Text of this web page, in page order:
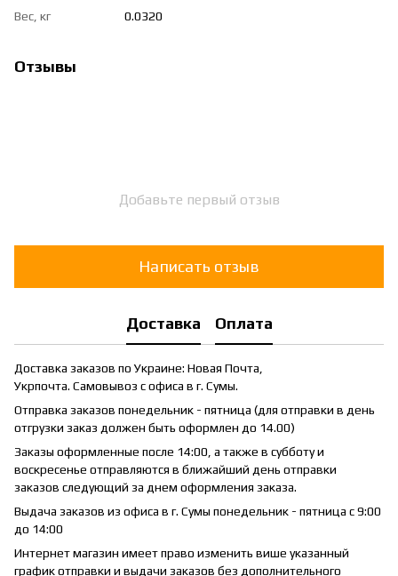
Вес, кг 0.0320
Отзывы
Добавьте первый отзыв
Написать отзыв
Доставка Оплата
Доставка заказов по Украине: Новая Почта,
Укрпочта. Самовывоз с офиса в г. Сумы.
Отправка заказов понедельник - пятница (для отправки в день
отгрузки заказ должен быть оформлен до 14.00)
Заказы оформленные после 14:00, а также в субботу и
воскресенье отправляются в ближайший день отправки
заказов следующий за днем оформления заказа.
Выдача заказов из офиса в г. Сумы понедельник - пятница с 9:00
до 14:00
Интернет магазин имеет право изменить више указанный
график отправки и выдачи заказов без дополнительного